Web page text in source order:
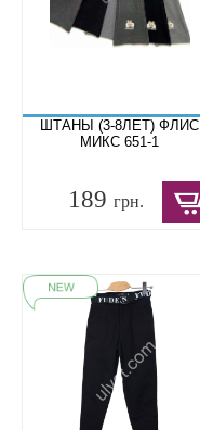
ШТАНЫ (3-8ЛЕТ) ФЛИС
МИКС 651-1
189 грн.